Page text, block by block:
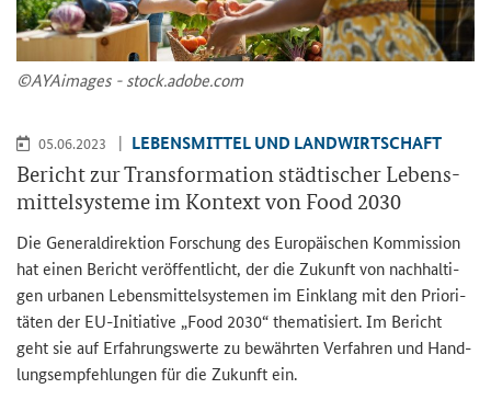
©AYAi­mages - stock.adobe.com
05.06.2023 LE­BENS­MIT­TEL UND LAND­WIRT­SCHAFT
Be­richt zur Trans­for­ma­ti­on städ­ti­scher Le­bens­
mit­tel­sys­te­me im Kon­text von Food 2030
Die Ge­ne­ral­di­rek­ti­on For­schung des Eu­ro­päi­schen Kom­mis­si­on
hat einen Be­richt ver­öf­fent­licht, der die Zu­kunft von nach­hal­ti­
gen ur­ba­nen Le­bens­mit­tel­sys­te­men im Ein­klang mit den Prio­ri­
tä­ten der EU-​Initiative „Food 2030“ the­ma­ti­siert. Im Be­richt
geht sie auf Er­fah­rungs­wer­te zu be­währ­ten Ver­fah­ren und Hand­
lungs­emp­feh­lun­gen für die Zu­kunft ein.